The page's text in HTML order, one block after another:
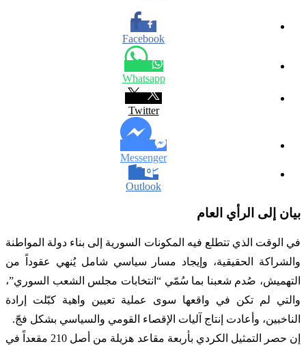
Facebook
Whatsapp
Twitter
Messenger
Outlook
بيان إلى الرأي العام
في الوقت الذي تتطلع فيه المكونات السورية إلى بناء دولة المواطنة
والشراكة الحقيقية، وإيجاد مسار سياسي شامل يُنهي عقوداً من
التهميش، صُدم شعبنا بما سُمّي “انتخابات مجلس الشعب السوري”،
والتي لم تكن في واقعها سوى عملية تعيين واهية كبّلت إرادة
الناخبين، وأعادت إنتاج آليات الإقصاء القومي والسياسي بشكل فجّ.
إن حصر التمثيل الكردي بأربعة مقاعد هزيلة من أصل 210 مقعداً في